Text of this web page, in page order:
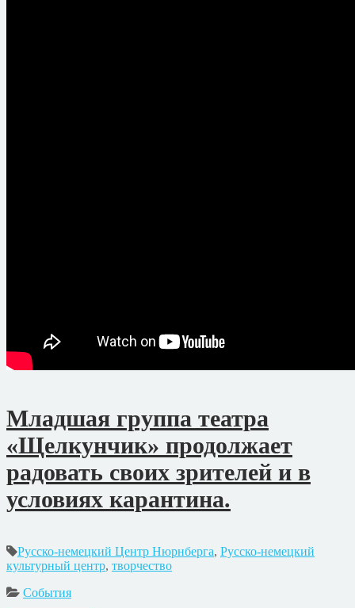
Младшая группа театра
«Щелкунчик» продолжает
радовать своих зрителей и в
условиях карантина.
Русско-немецкий Центр Нюрнберга, Русско-немецкий
культурный центр, творчество
События